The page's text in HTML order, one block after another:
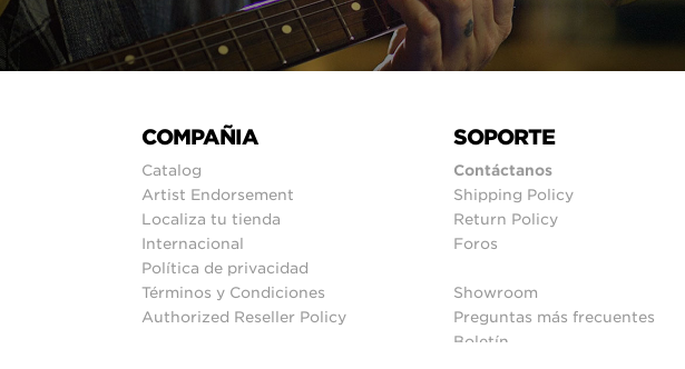
COMPAÑIA
Catalog
Artist Endorsement
Localiza tu tienda
Internacional
Política de privacidad
Términos y Condiciones
Authorized Reseller Policy
SOPORTE
Contáctanos
Shipping Policy
Return Policy
Foros
Showroom
Preguntas más frecuentes
Boletín